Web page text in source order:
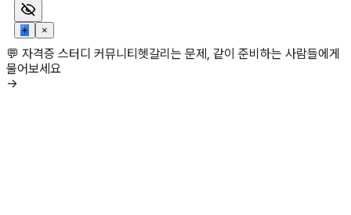
✳ ×
💬 자격증 스터디 커뮤니티헷갈리는 문제, 같이 준비하는 사람들에게
물어보세요
→